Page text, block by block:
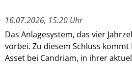
16.07.2026, 15:20 Uhr
Das Anlagesystem, das vier
vorbei. Zu diesem Schluss
Asset bei Candriam, in ihrer